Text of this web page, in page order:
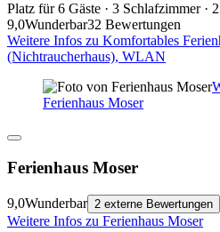
Platz für 6 Gäste · 3 Schlafzimmer ·
9,0Wunderbar32 Bewertungen
Weitere Infos zu Komfortables
(Nichtraucherhaus), WLAN
Ferienhaus Moser
Ferienhaus Moser
9,0Wunderbar 2 externe Bewertungen
Weitere Infos zu Ferienhaus Moser